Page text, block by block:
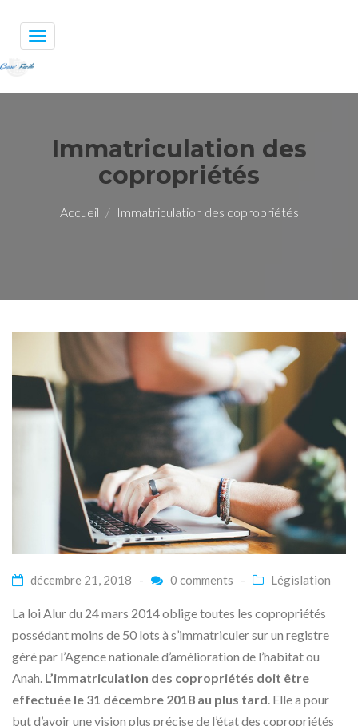
Toggle
navigation
Immatriculation des
copropriétés
Accueil Immatriculation des copropriétés
décembre 21, 2018 - 0 comments - Législation
La loi Alur du 24 mars 2014 oblige toutes les copropriétés
possédant moins de 50 lots à s’immatriculer sur un registre
géré par l’Agence nationale d’amélioration de l’habitat ou
Anah. L’immatriculation des copropriétés doit être
effectuée le 31 décembre 2018 au plus tard. Elle a pour
but d’avoir une vision plus précise de l’état des copropriétés